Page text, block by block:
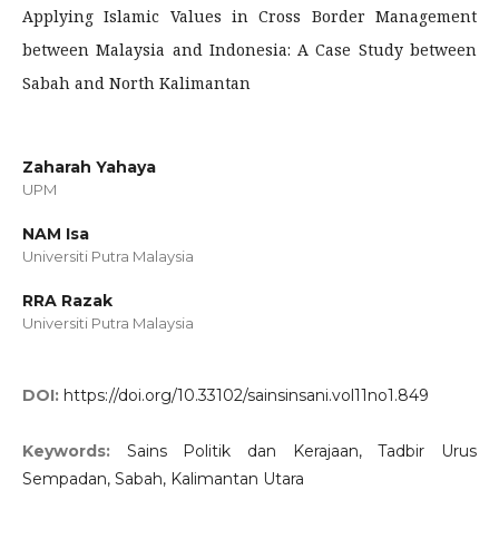
Applying Islamic Values in Cross Border Management
between Malaysia and Indonesia: A Case Study between
Sabah and North Kalimantan
Zaharah Yahaya
UPM
NAM Isa
Universiti Putra Malaysia
RRA Razak
Universiti Putra Malaysia
DOI: https://doi.org/10.33102/sainsinsani.vol11no1.849
Keywords: Sains Politik dan Kerajaan, Tadbir Urus
Sempadan, Sabah, Kalimantan Utara